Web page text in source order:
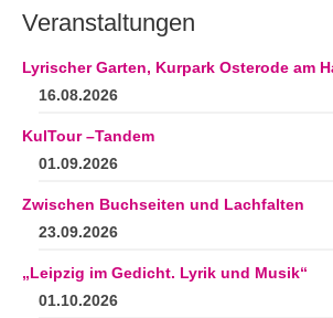
Veranstaltungen
Lyrischer Garten, Kurpark Osterode am
16.08.2026
KulTour –Tandem
01.09.2026
Zwischen Buchseiten und Lachfalten
23.09.2026
„Leipzig im Gedicht. Lyrik und Musik“
01.10.2026